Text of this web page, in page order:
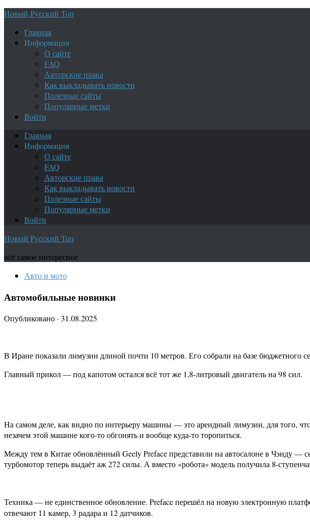
Новый Русский Топ
Главная
Информация
О сайте
FAQ
Авторские права
Как выкладывать новости
Полезные сайты
Популярные метки
Войти
Главная
Информация
О сайте
FAQ
Авторские права
Как выкладывать новости
Полезные сайты
Популярные метки
Войти
Новый Русский Топ
всё самое интересное
Авто и мото
Автомобильные новинки
Опубликовано · 31.08.2025
В Иране показали лимузин длиной почти 10 метров. Его собрали на базе бюджетного
Главный прикол — под капотом остался всё тот же 1,8-литровый двигатель на 98 сил.
На самом деле, как видно по интерьеру машины — это арендный лимузин, для того,
незачем этой машине кого-то обгонять и вообще куда-то торопиться.
Между тем в Китае обновлённый Geely Preface представили на автосалоне в Чэнду —
турбомотор теперь выдаёт аж 272 силы. А вместо «робота» модель получила 8-
Техника — не единственное обновление. Preface перешёл на новую электронную
отвечают 11 камер, 3 радара и 12 датчиков.